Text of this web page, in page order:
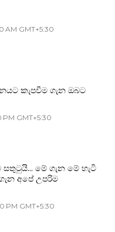
AM GMT+5:30
කැපවීම ගැන ඔබට
GMT+5:30
මේ ගැන මේ හැටි
අපේ උපරිම
PM GMT+5:30